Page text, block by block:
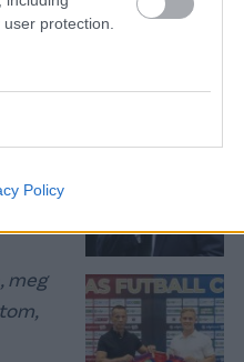
protection.
Policy
de
meg